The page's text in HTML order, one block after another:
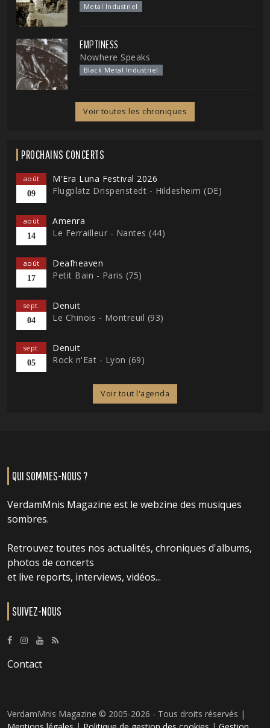
Metal Industriel
EMPTINESS
Nowhere Speaks
Black Metal Industriel
Voir toutes les chroniques
PROCHAINS CONCERTS
août
09
M'Era Luna Festival 2026
Flugplatz Drispenstedt - Hildesheim (DE)
août
14
Amenra
Le Ferrailleur - Nantes (44)
août
17
Deafheaven
Petit Bain - Paris (75)
sept.
04
Denuit
Le Chinois - Montreuil (93)
sept.
05
Denuit
Rock n'Eat - Lyon (69)
Voir tout l'agenda
QUI SOMMES-NOUS ?
VerdamMnis Magazine est le webzine des musiques
sombres.
Retrouvez toutes nos actualités, chroniques d'albums,
photos de concerts
et live reports, interviews, vidéos...
SUIVEZ-NOUS
Contact
VerdamMnis Magazine © 2005-2026 - Tous droits réservés |